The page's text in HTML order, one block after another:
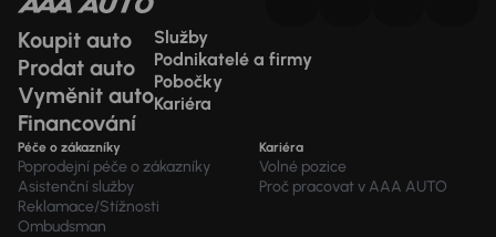
Koupit auto
Prodat auto
Vyměnit auto
Financování
Služby
Podnikatelé a firmy
Pobočky
Kariéra
Péče o zákazníky
Poprodejní péče o zákazníky
Asistenční služby
Reklamace/Stížnosti
Ombudsman
Kariéra
Volné pozice
Proč pracovat v AAA AUTO